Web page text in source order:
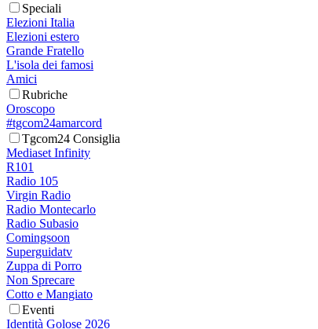
Speciali
Elezioni Italia
Elezioni estero
Grande Fratello
L'isola dei famosi
Amici
Rubriche
Oroscopo
#tgcom24amarcord
Tgcom24 Consiglia
Mediaset Infinity
R101
Radio 105
Virgin Radio
Radio Montecarlo
Radio Subasio
Comingsoon
Superguidatv
Zuppa di Porro
Non Sprecare
Cotto e Mangiato
Eventi
Identità Golose 2026